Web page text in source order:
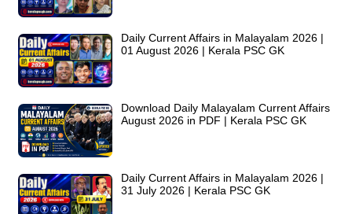
Daily Current Affairs in Malayalam 2026 |
01 August 2026 | Kerala PSC GK
Download Daily Malayalam Current Affairs
August 2026 in PDF | Kerala PSC GK
Daily Current Affairs in Malayalam 2026 |
31 July 2026 | Kerala PSC GK